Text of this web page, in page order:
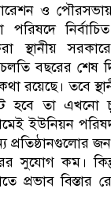
ও
নির্বাচিত
স্থানীয়
বছরের শেষ
রয়েছে। তবে
হবে তা এখনো
ইউনিয়ন
সুযোগ কম।
প্রভাব বিস্তার